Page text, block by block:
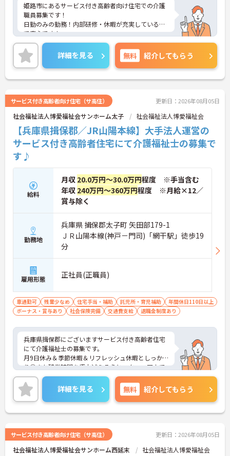
姫路市にあるサービス付き高齢者向け住宅での介護
職員募集です！
日勤のみの勤務！内部研修・休暇が充実しているの
で安心です！
ご興味ある方には、面接対策ポイントなど、詳細を
お話しいたしますのでお気軽にご相談ください。
詳細を見る 無料 紹介してもらう
サービス付き高齢者向け住宅（サ高住） 更新日：2026年08月05日
社会福祉法人博愛福祉会サンホーム太子 社会福祉法人博愛福祉会
【兵庫県揖保郡／JR山陽本線】大手法人運営の
サービス付き高齢者住宅にて介護福祉士の募集で
す♪
給料
月収 20.0万円～30.0万円程度 ※手当含む
年収 240万円～360万円程度 ※月給×12／
賞与除く
勤務地
兵庫県 揖保郡太子町 矢田部179-1
ＪＲ山陽本線(神戸－門司)「網干駅」徒歩19
分
雇用形態 正社員(正職員)
車通勤可 残業少なめ 住宅手当・補助 託児所・育児補助
年間休日110日以上
ボーナス・賞与あり
社会保険完備 交通費支給 退職金制度あり
兵庫県揖保郡にございますサービス付き高齢者住宅
にて介護福祉士の募集です。
月9日休み＆季節休暇＆リフレッシュ休暇としっか
り◎また残業時間を極力減らそうとスタッフ同士で
協力しあう風土で、ワークライフバランスが保ちや
すいですよ！
ご興味ある方には、面接対策ポイントなど、さらに
詳細をお話しいたしますのでお気軽にご相談くださ
い。
詳細を見る 無料 紹介してもらう
サービス付き高齢者向け住宅（サ高住） 更新日：2026年08月05日
社会福祉法人博愛福祉会サンホーム西延末 社会福祉法人博愛福祉会